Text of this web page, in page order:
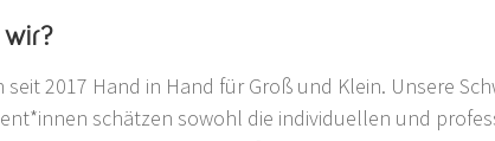
wir?
seit 2017 Hand in Hand für Groß und Klein. Unsere
schätzen sowohl die individuellen und